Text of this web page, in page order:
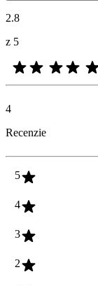
2.8
z 5
4
Recenzie
5
4
3
2